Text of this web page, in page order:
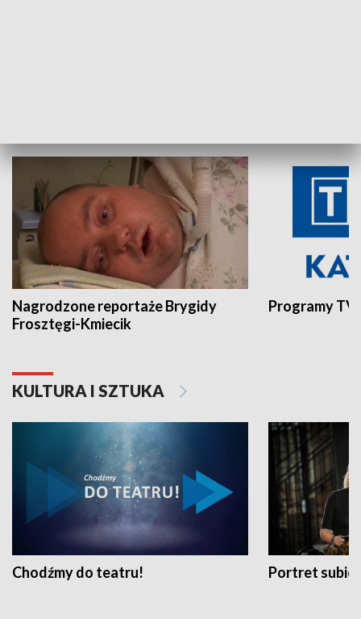
Nagrodzone reportaże Brygidy
Frosztęgi-Kmiecik
Programy
KULTURA I SZTUKA
Chodźmy do teatru! Portret